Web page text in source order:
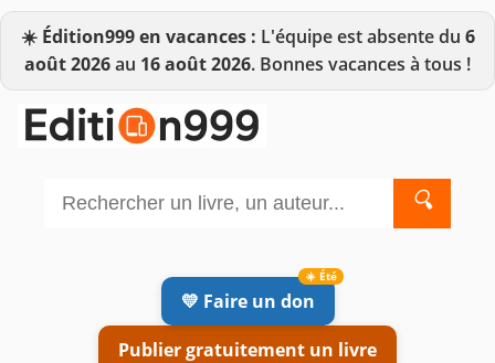
☀️ Édition999 en vacances : L'équipe est absente du 6
août 2026au 16 août 2026. Bonnes vacances à tous !
🔍
💛 Faire un don
Publier gratuitement un livre